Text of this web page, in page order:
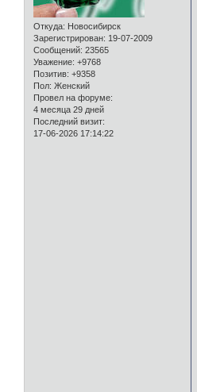
Откуда: Новосибирск
Зарегистрирован: 19-07-2009
Сообщений: 23565
Уважение: +9768
Позитив: +9358
Пол: Женский
Провел на форуме:
4 месяца 29 дней
Последний визит:
17-06-2026 17:14:22